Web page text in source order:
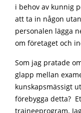
i behov av kunnig
att ta in någon
personalen lägga
om företaget och
Som jag pratade
glapp mellan
kunskapsmässigt
förebygga detta?
traineeprogram.